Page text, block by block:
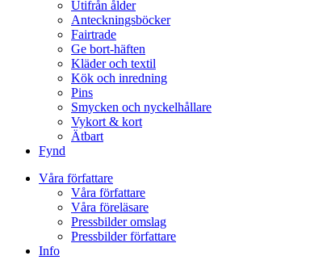
Utifrån ålder
Anteckningsböcker
Fairtrade
Ge bort-häften
Kläder och textil
Kök och inredning
Pins
Smycken och nyckelhållare
Vykort & kort
Ätbart
Fynd
Våra författare
Våra författare
Våra föreläsare
Pressbilder omslag
Pressbilder författare
Info